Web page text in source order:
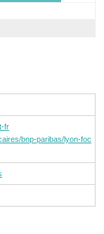
fr
bnp-paribas/lyon-foc